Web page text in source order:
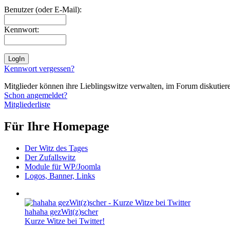
Benutzer (oder E-Mail):
Kennwort:
Kennwort vergessen?
Mitglieder können ihre Lieblingswitze verwalten, im Forum
Schon angemeldet?
Mitgliederliste
Für Ihre Homepage
Der Witz des Tages
Der Zufallswitz
Module für WP/Joomla
Logos, Banner, Links
hahaha gezWit(z)scher
Kurze Witze bei Twitter!